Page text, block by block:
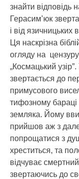
знайти відповідь
Герасим’юк
і від
Ця наскрізна
огляду на
„Космацький
звертається до
примусового
тифозному бараці
земляка. Йому
прийшов аж з
попрощатися з
хреститься, та
відчуває
звертаючись до